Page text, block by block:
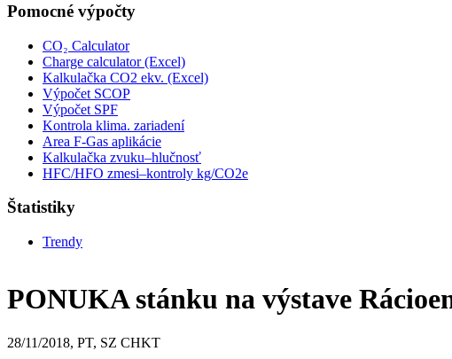
Pomocné výpočty
CO₂ Calculator
Charge calculator (Excel)
Kalkulačka CO2 ekv. (Excel)
Výpočet SCOP
Výpočet SPF
Kontrola klima. zariadení
Area F-Gas aplikácie
Kalkulačka zvuku–hlučnosť
HFC/HFO zmesi–kontroly kg/CO2e
Štatistiky
Trendy
PONUKA stánku na výstave
28/11/2018, PT, SZ CHKT